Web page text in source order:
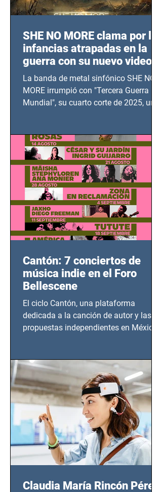
SHE NO MORE clama por las
infancias atrapadas en la
guerra con su nuevo video
TERCERA GUERRA
MUNDIAL
La banda de metal sinfónico SHE NO
MORE irrumpió con "Tercera Guerra
Mundial", su cuarto corte de 2025, un
bélicos.
Cantón: 7 conciertos de
música indie en el Foro
Bellescene
El ciclo Cantón, una plataforma
dedicada a la canción de autor y las
propuestas independientes en México,
CDMX), todos los miércoles a partir del
14 de agosto al 25 de septiembre, a las
20:00 horas.
Claudia María Rincón Pérez: